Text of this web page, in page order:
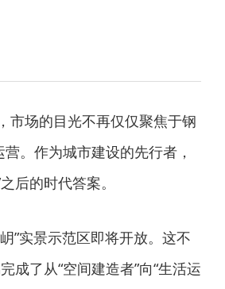
市场的目光不再仅仅聚焦于钢
。作为城市建设的先行者，
后的时代答案。
”实景示范区即将开放。这不
成了从“空间建造者”向“生活运